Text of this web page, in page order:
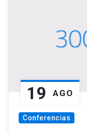
19 AGO
Conferencias